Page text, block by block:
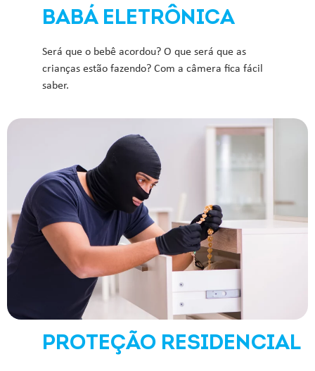
BABÁ ELETRÔNICA
Será que o bebê acordou? O que será que as
crianças estão fazendo? Com a câmera fica fácil
saber.
PROTEÇÃO RESIDENCIAL